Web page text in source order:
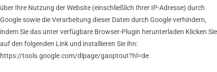
über Ihre Nutzung der Website (einschließlich Ihrer IP-Adresse) durch
Google sowie die Verarbeitung dieser Daten durch Google verhindern,
indem Sie das unter verfügbare Browser-Plugin herunterladen Klicken Sie
auf den folgenden Link und installieren Sie ihn:
https://tools.google.com/dlpage/gaoptout?hl=de